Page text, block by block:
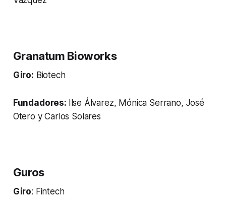
Granatum Bioworks
Giro: Biotech
Fundadores: Ilse Álvarez, Mónica Serrano, José
Otero y Carlos Solares
Guros
Giro: Fintech